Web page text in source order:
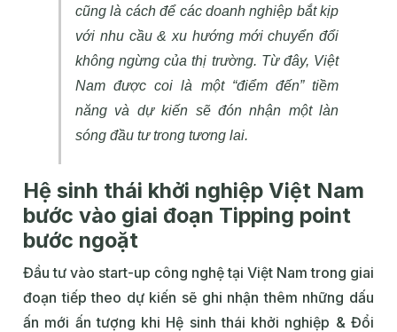
cũng là cách để các doanh nghiệp bắt kịp
với nhu cầu & xu hướng mới chuyển đổi
không ngừng của thị trường. Từ đây, Việt
Nam được coi là một “điểm đến” tiềm
năng và dự kiến sẽ đón nhận một làn
sóng đầu tư trong tương lai.
Hệ sinh thái khởi nghiệp Việt Nam
bước vào giai đoạn Tipping point
bước ngoặt
Đầu tư vào start-up công nghệ tại Việt Nam trong giai
đoạn tiếp theo dự kiến sẽ ghi nhận thêm những dấu
ấn mới ấn tượng khi Hệ sinh thái khởi nghiệp & Đổi